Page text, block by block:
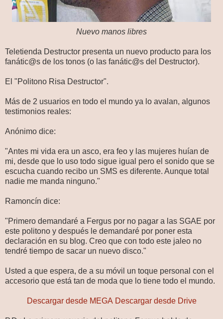
Nuevo manos libres
Teletienda Destructor presenta un nuevo producto para los
fanátic@s de los tonos (o las fanátic@s del Destructor).
El "Politono Risa Destructor".
Más de 2 usuarios en todo el mundo ya lo avalan, algunos
testimonios reales:
Anónimo dice:
"Antes mi vida era un asco, era feo y las mujeres huían de
mi, desde que lo uso todo sigue igual pero el sonido que se
escucha cuando recibo un SMS es diferente. Aunque total
nadie me manda ninguno."
Ramoncín dice:
"Primero demandaré a Fergus por no pagar a las SGAE por
este politono y después le demandaré por poner esta
declaración en su blog. Creo que con todo este jaleo no
tendré tiempo de sacar un nuevo disco."
Usted a que espera, de a su móvil un toque personal con el
accesorio que está tan de moda que lo tiene todo el mundo.
Descargar desde MEGA Descargar desde Drive